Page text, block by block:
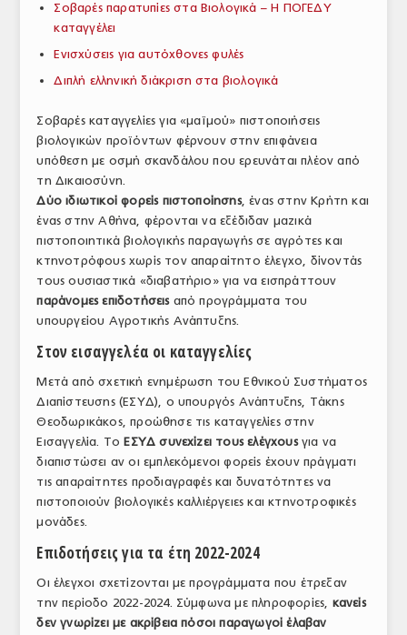
ΠΑΡΑΓΩΓΗ & ΕΜΠΟΡΙΑ
ΣΦΑΓΕΙΑ
ΠΡΩΤΕΣ ΥΛΕΣ
ΕΞΟΠΛΙΣΜΟΣ
ΥΠΗΡΕΣΙΕΣ
ΕΜΠΟΡΙΚΟΙ ΑΝΤΙΠΡΟΣΩΠΟΙ
ΕΛΛΗΝΙΚΗ ΝΟΜΟΘΕΣΙΑ
ΕΥΡΩΠΑΪΚΗ ΝΟΜΟΘΕΣΙΑ
Profile
ΑΡΧΕΙΟ ΤΕΥΧΩΝ
ΣΥΝΕΔΡΙΟ ΚΡΕΑΤΟΣ
Σοβαρές παρατυπίες στα Βιολογικά – Η ΠΟΓΕΔΥ
καταγγέλει
Ενισχύσεις για αυτόχθονες φυλές
Διπλή ελληνική διάκριση στα βιολογικά
Σοβαρές καταγγελίες για «μαϊμού» πιστοποιήσεις
βιολογικών προϊόντων φέρνουν στην επιφάνεια
υπόθεση με οσμή σκανδάλου που ερευνάται πλέον από
τη Δικαιοσύνη.
Δύο ιδιωτικοί φορείς πιστοποίησης, ένας στην Κρήτη και
ένας στην Αθήνα, φέρονται να εξέδιδαν μαζικά
πιστοποιητικά βιολογικής παραγωγής σε αγρότες και
κτηνοτρόφους χωρίς τον απαραίτητο έλεγχο, δίνοντάς
τους ουσιαστικά «διαβατήριο» για να εισπράττουν
παράνομες επιδοτήσειςαπό προγράμματα του
υπουργείου Αγροτικής Ανάπτυξης.
Στον εισαγγελέα οι καταγγελίες
Μετά από σχετική ενημέρωση του Εθνικού Συστήματος
Διαπίστευσης (ΕΣΥΔ), ο υπουργός Ανάπτυξης, Τάκης
Θεοδωρικάκος, προώθησε τις καταγγελίες στην
Εισαγγελία. Το ΕΣΥΔ συνεχίζει τους ελέγχουςγια να
διαπιστώσει αν οι εμπλεκόμενοι φορείς έχουν πράγματι
τις απαραίτητες προδιαγραφές και δυνατότητες να
πιστοποιούν βιολογικές καλλιέργειες και κτηνοτροφικές
μονάδες.
Επιδοτήσεις για τα έτη 2022-2024
Οι έλεγχοι σχετίζονται με προγράμματα που έτρεξαν
την περίοδο 2022-2024. Σύμφωνα με πληροφορίες, κανείς
δεν γνωρίζει με ακρίβεια πόσοι παραγωγοί έλαβαν